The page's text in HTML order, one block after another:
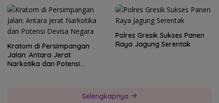
Kratom di Persimpangan
Jalan: Antara Jerat
Narkotika dan Potensi
Polres Gresik Sukses Panen
Raya Jagung Serentak
Selengkapnya